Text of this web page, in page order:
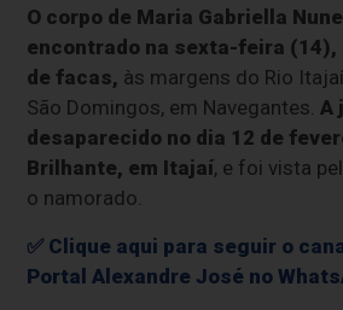
O corpo de Maria Gabriella
encontrado na sexta-feira
de facas, às margens do Rio
São Domingos, em Navegantes.A
desaparecido no dia 12 de
Brilhante, em Itajaí, e foi vista
o namorado.
✅ Clique aqui para seguir o
Portal Alexandre José no